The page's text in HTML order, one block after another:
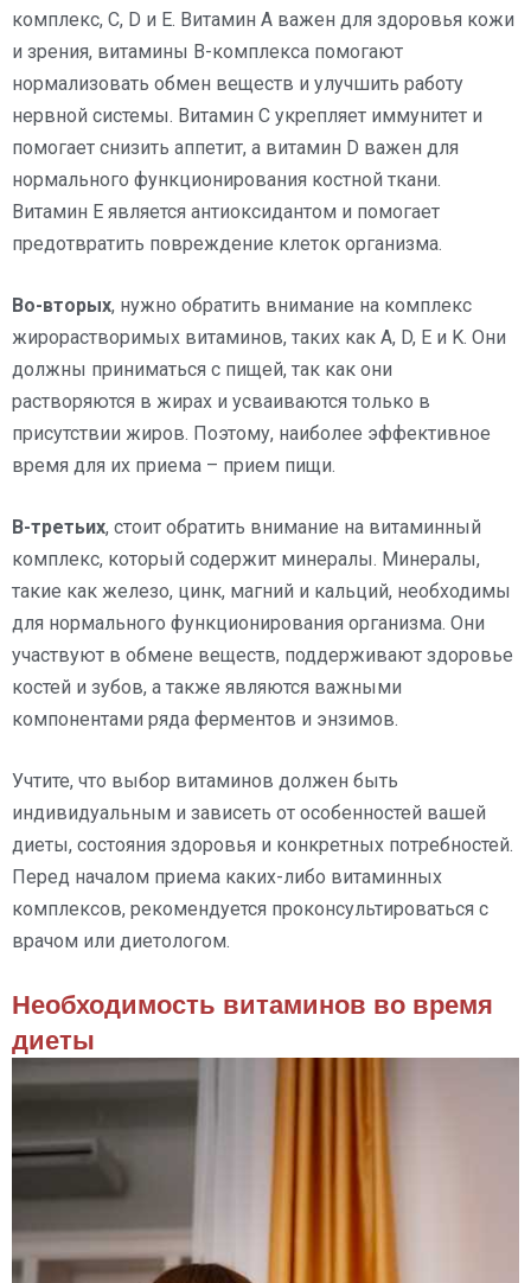
комплекс, C, D и E. Витамин A важен для здоровья кожи
и зрения, витамины B-комплекса помогают
нормализовать обмен веществ и улучшить работу
нервной системы. Витамин C укрепляет иммунитет и
помогает снизить аппетит, а витамин D важен для
нормального функционирования костной ткани.
Витамин E является антиоксидантом и помогает
предотвратить повреждение клеток организма.
Во-вторых, нужно обратить внимание на комплекс
жирорастворимых витаминов, таких как A, D, E и K. Они
должны приниматься с пищей, так как они
растворяются в жирах и усваиваются только в
присутствии жиров. Поэтому, наиболее эффективное
время для их приема – прием пищи.
В-третьих, стоит обратить внимание на витаминный
комплекс, который содержит минералы. Минералы,
такие как железо, цинк, магний и кальций, необходимы
для нормального функционирования организма. Они
участвуют в обмене веществ, поддерживают здоровье
костей и зубов, а также являются важными
компонентами ряда ферментов и энзимов.
Учтите, что выбор витаминов должен быть
индивидуальным и зависеть от особенностей вашей
диеты, состояния здоровья и конкретных потребностей.
Перед началом приема каких-либо витаминных
комплексов, рекомендуется проконсультироваться с
врачом или диетологом.
Необходимость витаминов во время
диеты